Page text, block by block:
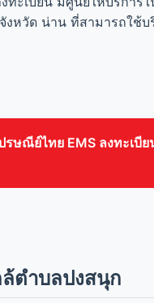
งหวัด น่าน ที่สามารถใช้บ
ษณีย์ไทย EMS ลงทะเบีย
ตำบลปงสนุก